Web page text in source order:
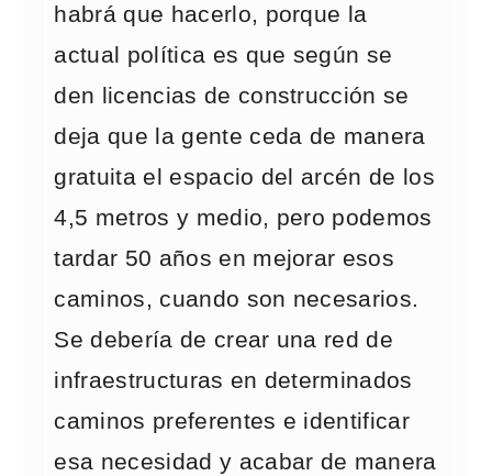
habrá que hacerlo, porque la
actual política es que según se
den licencias de construcción se
deja que la gente ceda de manera
gratuita el espacio del arcén de los
4,5 metros y medio, pero podemos
tardar 50 años en mejorar esos
caminos, cuando son necesarios.
Se debería de crear una red de
infraestructuras en determinados
caminos preferentes e identificar
esa necesidad y acabar de manera